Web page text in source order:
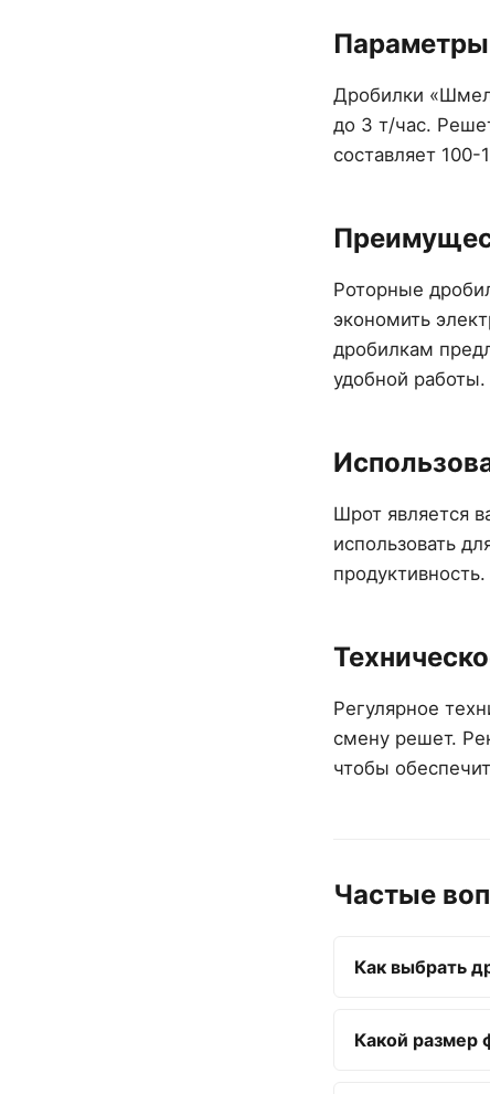
Дробилки
до 3 т/час.
составляет
Роторные
экономить
дробилкам
удобной работы.
Шрот является
использовать
продуктивность.
Регулярное
смену решет.
чтобы
Частые
Как выбрать
Какой размер